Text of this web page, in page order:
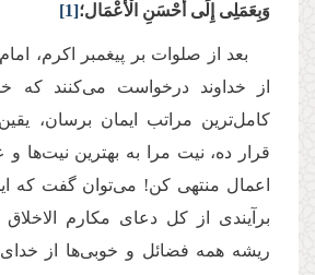
وَبِعَمَلِی إِلَى أَحْسَنِ الْأَعْمَال؛[1]
بعد از صلوات بر پیغمبر اکرم،
از خداوند درخواست می‌کنند که
کامل‌ترین مراتب ایمان‌ برسان،
قرار ده، نیت مرا به بهترین نیت‌ها و
اعمال منتهی کن! می‌توان گفت که
برآیندی از کل دعای مکارم
ریشه همه فضائل و خوبی‌ها از